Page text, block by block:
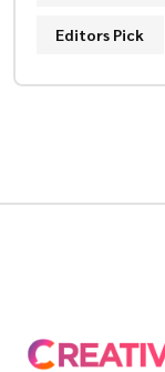
Editors Pick